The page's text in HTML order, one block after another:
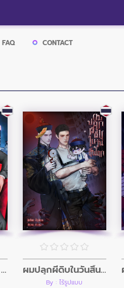
FAQ CONTACT
อินิกม่าของเฮียไคล์ (Mpreg) ผมปลุกผีดิบในวันสิ้นโลก (อินิกม่าxอัลฟ่า)
By : ไร้รูปแบบ